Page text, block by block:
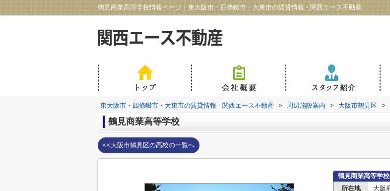
鶴見商業高等学校情報ページ｜東大阪市・四條畷市・大東市の賃貸情報 - 関西エース不動産
東大阪市・四條畷市・大東市の賃貸情報 - 関西エース不動産 > 周辺施設案内 > 大阪市鶴見区 >
鶴見商業高等学校
<<大阪市鶴見区の高校の一覧へ
鶴見商業高等学
所在地
大阪